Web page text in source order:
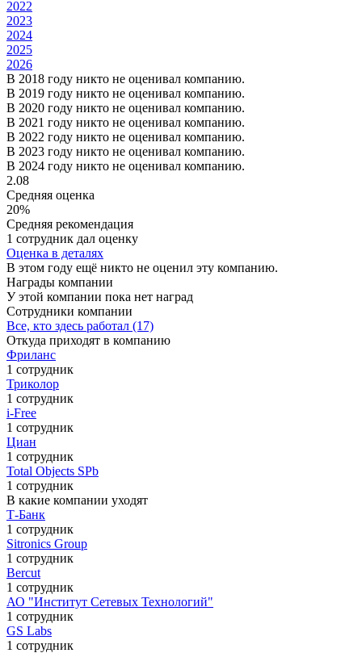
2022
2023
2024
2025
2026
В 2018 году никто не оценивал компанию.
В 2019 году никто не оценивал компанию.
В 2020 году никто не оценивал компанию.
В 2021 году никто не оценивал компанию.
В 2022 году никто не оценивал компанию.
В 2023 году никто не оценивал компанию.
В 2024 году никто не оценивал компанию.
2.08
Средняя оценка
20%
Средняя рекомендация
1 сотрудник дал оценку
Оценка в деталях
В этом году ещё никто не оценил эту компанию.
Награды компании
У этой компании пока нет наград
Сотрудники компании
Все, кто здесь работал (17)
Откуда приходят в компанию
Фриланс
1 сотрудник
Триколор
1 сотрудник
i-Free
1 сотрудник
Циан
1 сотрудник
Total Objects SPb
1 сотрудник
В какие компании уходят
Т-Банк
1 сотрудник
Sitronics Group
1 сотрудник
Bercut
1 сотрудник
АО "Институт Сетевых Технологий"
1 сотрудник
GS Labs
1 сотрудник